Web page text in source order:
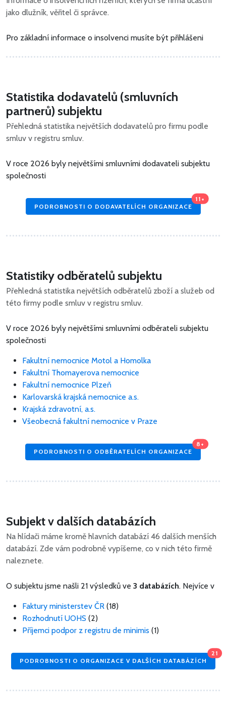
jako dlužník, věřitel či správce.
Pro základní informace o insolvenci musíte být přihlášeni
Statistika dodavatelů (smluvních
partnerů) subjektu
Přehledná statistika největších dodavatelů pro firmu podle
smluv v registru smluv.
V roce 2026 byly největšími smluvními dodavateli subjektu
společnosti
PODROBNOSTI O DODAVATELÍCH ORGANIZACE
11+
Statistiky odběratelů subjektu
Přehledná statistika největších odběratelů zboží a služeb od
této firmy podle smluv v registru smluv.
V roce 2026 byly největšími smluvními odběrateli subjektu
společnosti
Fakultní nemocnice Motol a Homolka
Fakultní Thomayerova nemocnice
Fakultní nemocnice Plzeň
Karlovarská krajská nemocnice a.s.
Krajská zdravotní, a.s.
Všeobecná fakultní nemocnice v Praze
PODROBNOSTI O ODBĚRATELÍCH ORGANIZACE
8+
Subjekt v dalších databázích
Na hlídači máme kromě hlavních databází 46 dalších menších
databází. Zde vám podrobně vypíšeme, co v nich této firmě
naleznete.
O subjektu jsme našli 21 výsledků ve 3 databázích. Nejvíce v
Faktury ministerstev ČR (18)
Rozhodnutí UOHS (2)
Příjemci podpor z registru de minimis (1)
PODROBNOSTI O ORGANIZACE V DALŠÍCH DATABÁZÍCH
21